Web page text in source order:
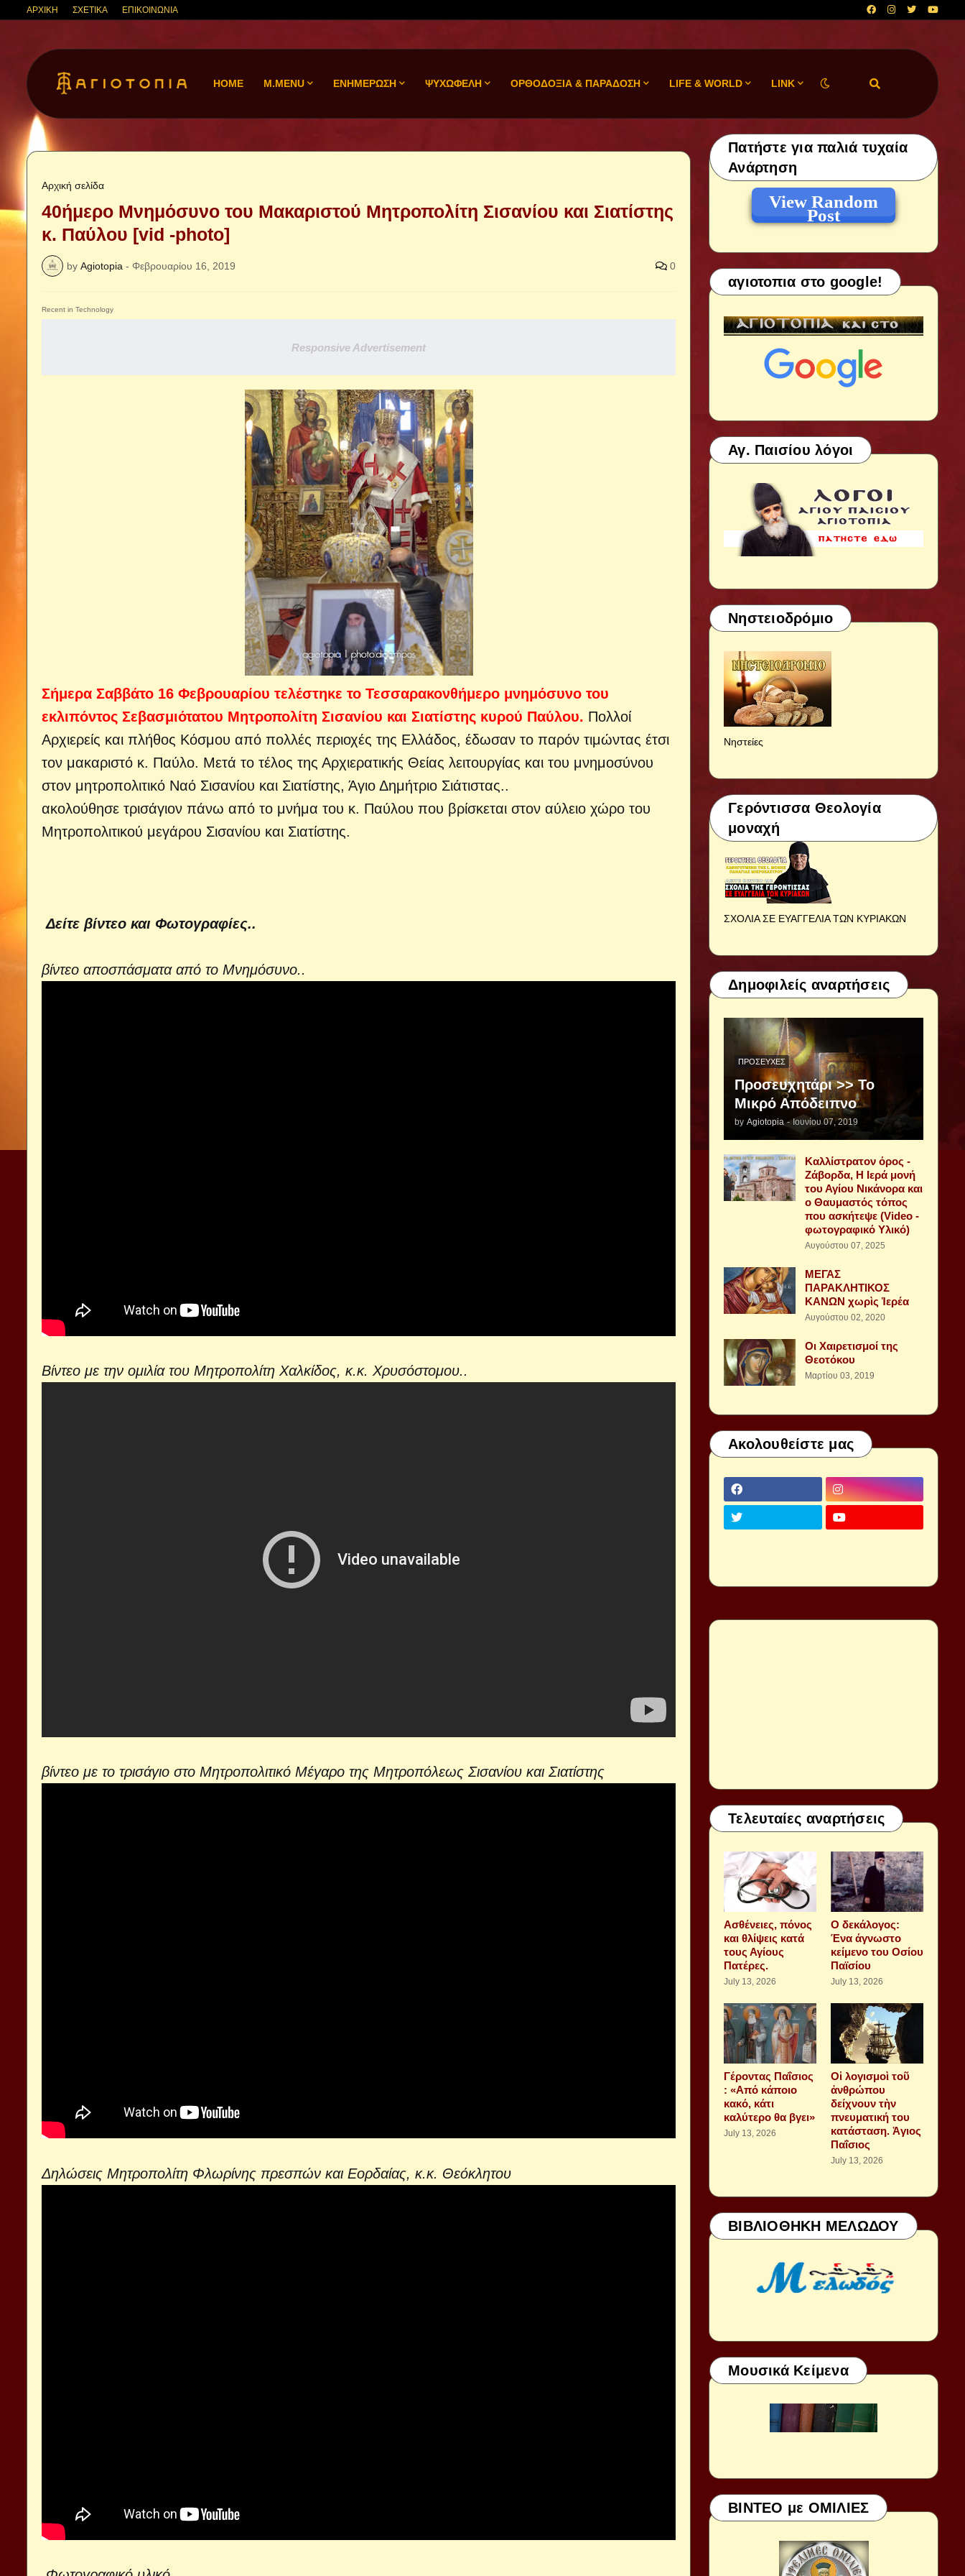
ΑΡΧΙΚΗ ΣΧΕΤΙΚΑ ΕΠΙΚΟΙΝΩΝΙΑ
HOME M.MENU ΕΝΗΜΕΡΩΣΗ ΨΥΧΩΦΕΛΗ ΟΡΘΟΔΟΞΙΑ & ΠΑΡΑΔΟΣΗ LIFE & WORLD LINK
Αρχική σελίδα
40ήμερο Μνημόσυνο του Μακαριστού Μητροπολίτη Σισανίου και Σιατίστης
κ. Παύλου [vid -photo]
by Agiotopia - Φεβρουαρίου 16, 2019 0
Recent in Technology
Responsive Advertisement
Σήμερα Σαββάτο 16 Φεβρουαρίου τελέστηκε το Τεσσαρακονθήμερο μνημόσυνο του
εκλιπόντος Σεβασμιότατου Μητροπολίτη Σισανίου και Σιατίστης κυρού Παύλου. Πολλοί
Αρχιερείς και πλήθος Κόσμου από πολλές περιοχές της Ελλάδος, έδωσαν το παρόν τιμώντας έτσι
τον μακαριστό κ. Παύλο. Μετά το τέλος της Αρχιερατικής Θείας λειτουργίας και του μνημοσύνου
στον μητροπολιτικό Ναό Σισανίου και Σιατίστης, Άγιο Δημήτριο Σιάτιστας..
ακολούθησε τρισάγιον πάνω από το μνήμα του κ. Παύλου που βρίσκεται στον αύλειο χώρο του
Μητροπολιτικού μεγάρου Σισανίου και Σιατίστης.
Δείτε βίντεο και Φωτογραφίες..
βίντεο αποσπάσματα από το Μνημόσυνο..
Βίντεο με την ομιλία του Μητροπολίτη Χαλκίδος, κ.κ. Χρυσόστομου..
βίντεο με το τρισάγιο στο Μητροπολιτικό Μέγαρο της Μητροπόλεως Σισανίου και Σιατίστης
Δηλώσεις Μητροπολίτη Φλωρίνης πρεσπών και Εορδαίας, κ.κ. Θεόκλητου
Πατήστε για παλιά τυχαία
Ανάρτηση
View Random
Post
αγιοτοπια στο google!
Αγ. Παισίου λόγοι
Νηστειοδρόμιο
Νηστείες
Γερόντισσα Θεολογία
μοναχή
ΣΧΟΛΙΑ ΣΕ ΕΥΑΓΓΕΛΙΑ ΤΩΝ ΚΥΡΙΑΚΩΝ
Δημοφιλείς αναρτήσεις
ΠΡΟΣΕΥΧΈΣ
Προσευχητάρι >> Το
Μικρό Απόδειπνο
by Agiotopia - Ιουνίου 07, 2019
Καλλίστρατον όρος -
Ζάβορδα, Η Ιερά μονή
του Αγίου Νικάνορα και
ο Θαυμαστός τόπος
που ασκήτεψε (Video -
φωτογραφικό Υλικό)
Αυγούστου 07, 2025
ΜΕΓΑΣ
ΠΑΡΑΚΛΗΤΙΚΟΣ
ΚΑΝΩΝ χωρὶς Ἱερέα
Αυγούστου 02, 2020
Οι Χαιρετισμοί της
Θεοτόκου
Μαρτίου 03, 2019
Ακολουθείστε μας
Τελευταίες αναρτήσεις
Aσθένειες, πόνος
και θλίψεις κατά
τους Αγίους
Πατέρες.
July 13, 2026
Ο δεκάλογος:
Ένα άγνωστο
κείμενο του Οσίου
Παϊσίου
July 13, 2026
Γέροντας Παΐσιος
: «Από κάποιο
κακό, κάτι
καλύτερο θα βγει»
July 13, 2026
Οἱ λογισμοὶ τοῦ
ἀνθρώπου
δείχνουν τὴν
πνευματική του
κατάσταση. Ἁγιος
Παΐσιος
July 13, 2026
ΒΙΒΛΙΟΘΗΚΗ ΜΕΛΩΔΟΥ
Μουσικά Κείμενα
ΒΙΝΤΕΟ με ΟΜΙΛΙΕΣ